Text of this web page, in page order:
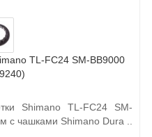
TL-FC24 SM-BB9000
Shimano TL-FC24 SM-
с чашками Shimano Dura ..